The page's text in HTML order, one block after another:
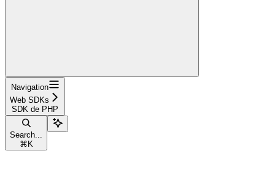
Navigation
Web SDKs
SDK de PHP
Search...
⌘ K